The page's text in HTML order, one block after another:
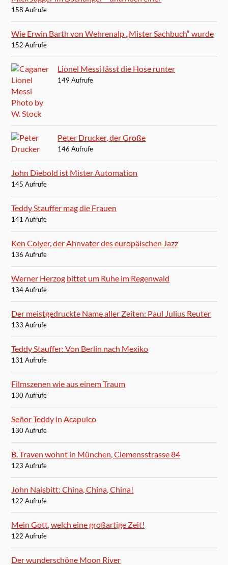
158 Aufrufe
Wie Erwin Barth von Wehrenalp „Mister Sachbuch“ wurde
152 Aufrufe
Lionel Messi lässt die Hose runter
149 Aufrufe
Peter Drucker, der Große
146 Aufrufe
John Diebold ist Mister Automation
145 Aufrufe
Teddy Stauffer mag die Frauen
141 Aufrufe
Ken Colyer, der Ahnvater des europäischen Jazz
136 Aufrufe
Werner Herzog bittet um Ruhe im Regenwald
134 Aufrufe
Der meistgedruckte Name aller Zeiten: Paul Julius Reuter
133 Aufrufe
Teddy Stauffer: Von Berlin nach Mexiko
131 Aufrufe
Filmszenen wie aus einem Traum
130 Aufrufe
Señor Teddy in Acapulco
130 Aufrufe
B. Traven wohnt in München, Clemensstrasse 84
123 Aufrufe
John Naisbitt: China, China, China!
122 Aufrufe
Mein Gott, welch eine großartige Zeit!
122 Aufrufe
Der wunderschöne Moon River